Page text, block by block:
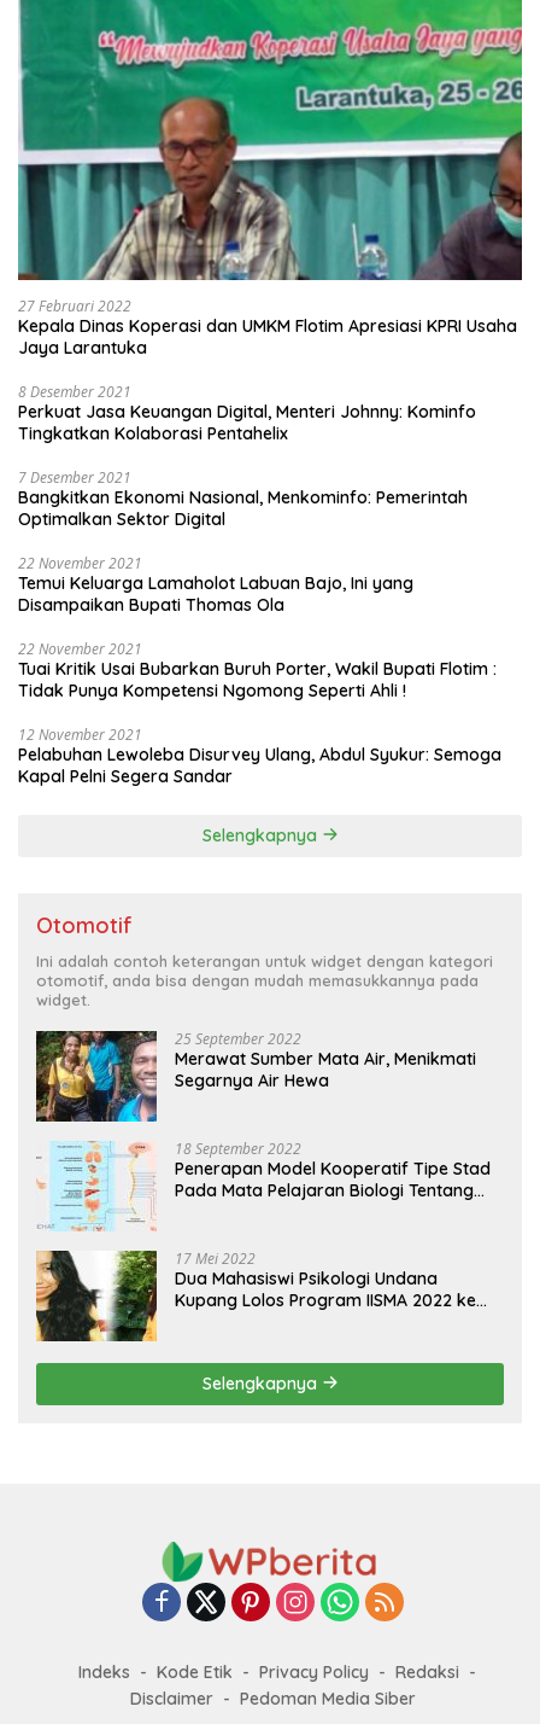
27 Februari 2022
Kepala Dinas Koperasi dan UMKM Flotim Apresiasi KPRI Usaha
Jaya Larantuka
8 Desember 2021
Perkuat Jasa Keuangan Digital, Menteri Johnny: Kominfo
Tingkatkan Kolaborasi Pentahelix
7 Desember 2021
Bangkitkan Ekonomi Nasional, Menkominfo: Pemerintah
Optimalkan Sektor Digital
22 November 2021
Temui Keluarga Lamaholot Labuan Bajo, Ini yang
Disampaikan Bupati Thomas Ola
22 November 2021
Tuai Kritik Usai Bubarkan Buruh Porter, Wakil Bupati Flotim :
Tidak Punya Kompetensi Ngomong Seperti Ahli !
12 November 2021
Pelabuhan Lewoleba Disurvey Ulang, Abdul Syukur: Semoga
Kapal Pelni Segera Sandar
Selengkapnya
Otomotif
Ini adalah contoh keterangan untuk widget dengan kategori
otomotif, anda bisa dengan mudah memasukkannya pada
widget.
25 September 2022
Merawat Sumber Mata Air, Menikmati
Segarnya Air Hewa
18 September 2022
Penerapan Model Kooperatif Tipe Stad
Pada Mata Pelajaran Biologi Tentang
17 Mei 2022
Dua Mahasiswi Psikologi Undana
Kupang Lolos Program IISMA 2022 ke
Selengkapnya
Indeks Kode Etik Privacy Policy
Redaksi
Disclaimer
Pedoman Media Siber